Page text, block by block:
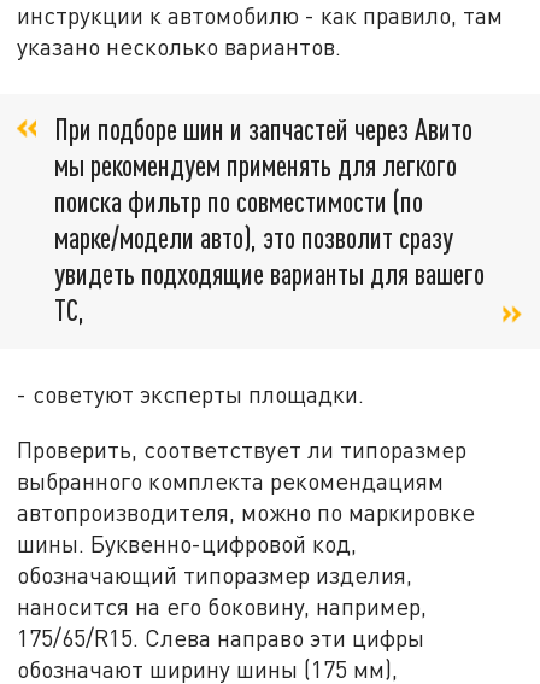
инструкции к автомобилю - как правило, там
указано несколько вариантов.
При подборе шин и запчастей через Авито
мы рекомендуем применять для легкого
поиска фильтр по совместимости (по
марке/модели авто), это позволит сразу
увидеть подходящие варианты для вашего
ТС,
- советуют эксперты площадки.
Проверить, соответствует ли типоразмер
выбранного комплекта рекомендациям
автопроизводителя, можно по маркировке
шины. Буквенно-цифровой код,
обозначающий типоразмер изделия,
наносится на его боковину, например,
175/65/R15. Слева направо эти цифры
обозначают ширину шины (175 мм),